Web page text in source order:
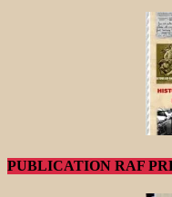
PUBLICATION RAF